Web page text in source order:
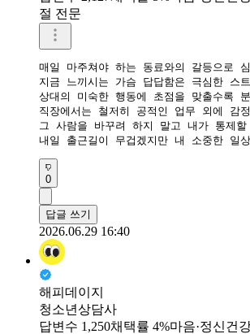
절 전문
매일 마주쳐야 하는 동료와의 갈등으로
지금 느끼시는 가슴 답답함은 극심한 스
상대의 미숙한 행동에 초점을 맞출수록
직장에서는 철저히 공적인 업무 외에 감
그 사람을 바꾸려 하지 말고 내가 통제
내일 출근길이 무겁겠지만 내 소중한 일
0
답글 쓰기
2026.06.29 16:40
해피데이지
청소년상담사
답변수 1,250채택률 4%마음·정신건